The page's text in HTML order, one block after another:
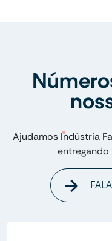
Ajudamos Indústria